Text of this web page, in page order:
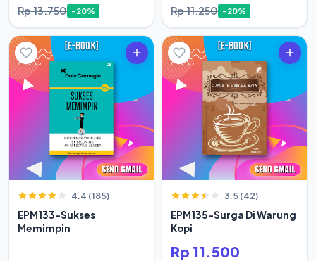
Rp 13.750 -20% Rp 11.250 -20%
4.4 (185)
EPM133-Sukses
Memimpin
3.5 (42)
EPM135-Surga Di Warung
Kopi
Rp 11.500